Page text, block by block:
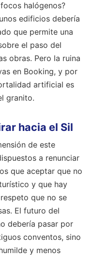
halógenos?
edificios debería
que permite una
el paso del
obras. Pero la ruina
en Booking, y por
artificial es
granito.
hacia el Sil
de este
a renunciar
que aceptar que no
y que hay
que no se
El futuro del
debería pasar por
conventos, sino
y menos